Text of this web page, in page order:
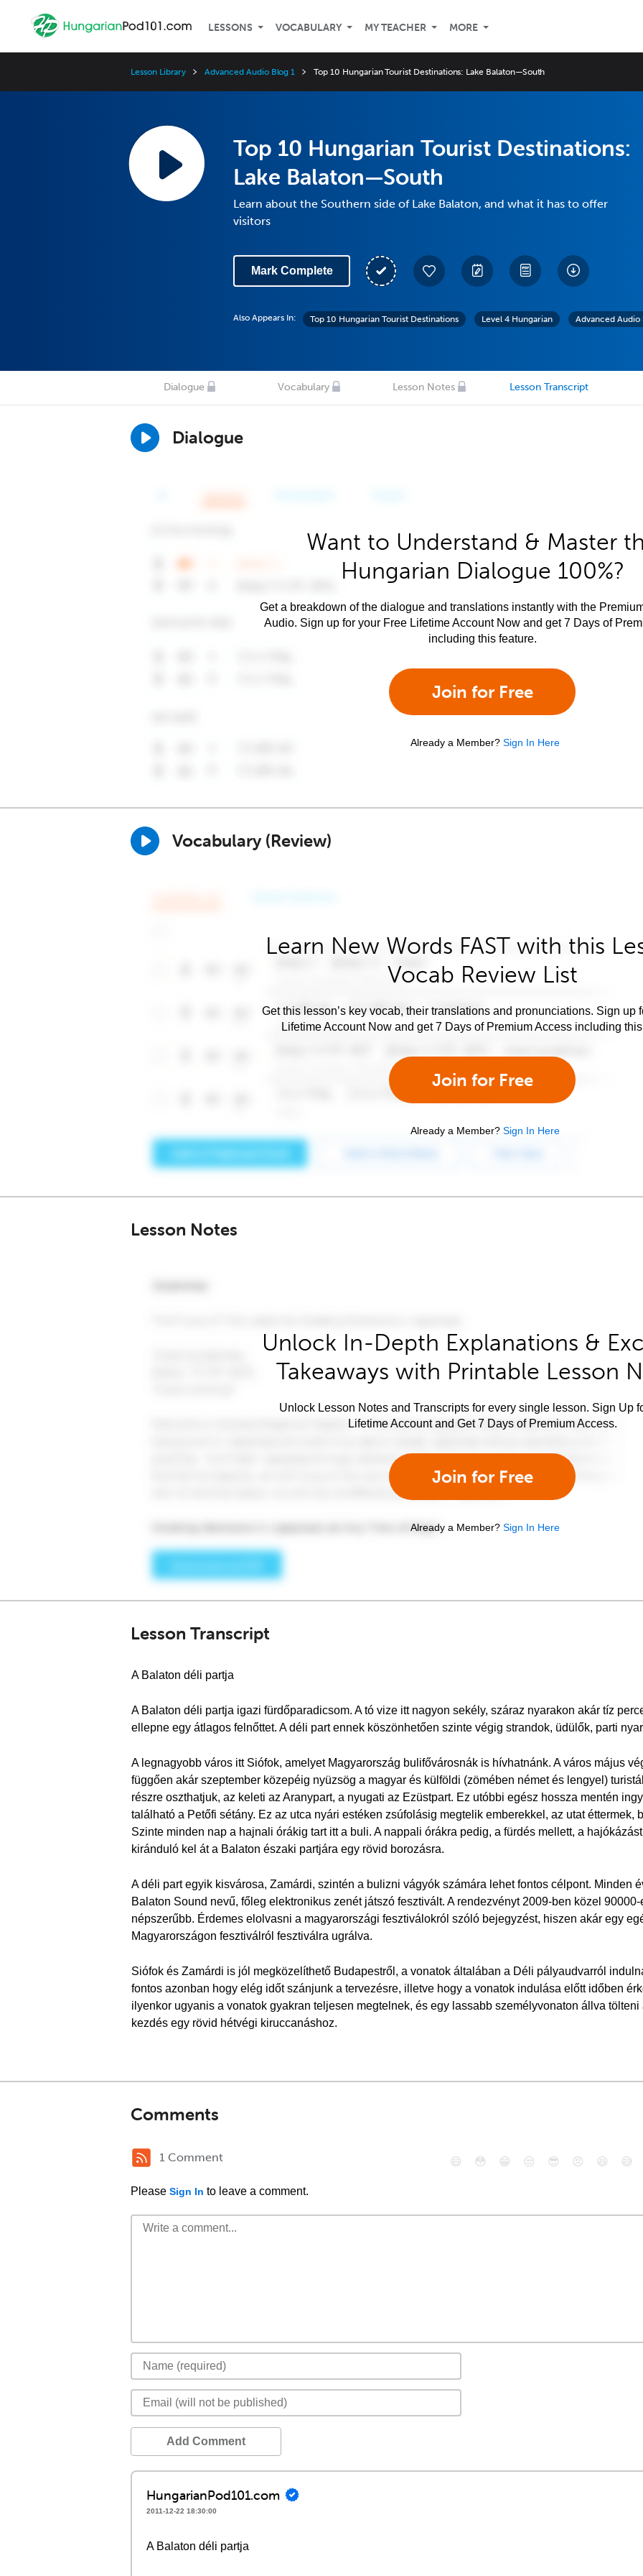
LESSONS VOCABULARY MY TEACHER MORE
Lesson Library Advanced Audio Blog 1 Top 10 Hungarian Tourist Destinations: Lake Balaton—South
Top 10 Hungarian Tourist Destinations:
Lake Balaton—South
Learn about the Southern side of Lake Balaton, and what it has to offer
visitors
Mark Complete
Also Appears In: Top 10 Hungarian Tourist Destinations Level 4 Hungarian Advanced Audio
Dialogue Vocabulary Lesson Notes Lesson Transcript
Dialogue
Want to Understand & Master
Hungarian Dialogue 100%?
Get a breakdown of the dialogue and translations instantly with the
Audio. Sign up for your Free Lifetime Account Now and get 7 Days of
including this feature.
Join for Free
Already a Member? Sign In Here
Vocabulary (Review)
Learn New Words FAST with this
Vocab Review List
Get this lesson’s key vocab, their translations and pronunciations. Sign up
Lifetime Account Now and get 7 Days of Premium Access including
Join for Free
Already a Member? Sign In Here
Lesson Notes
Unlock In-Depth Explanations &
Takeaways with Printable Lesson
Unlock Lesson Notes and Transcripts for every single lesson. Sign Up
Lifetime Account and Get 7 Days of Premium Access.
Join for Free
Already a Member? Sign In Here
Lesson Transcript
A Balaton déli partja
A Balaton déli partja igazi fürdőparadicsom. A tó vize itt nagyon sekély, száraz nyarakon akár tíz
ellepne egy átlagos felnőttet. A déli part ennek köszönhetően szinte végig strandok, üdülők, parti
A legnagyobb város itt Siófok, amelyet Magyarország bulifővárosnák is hívhatnánk. A város május
függően akár szeptember közepéig nyüzsög a magyar és külföldi (zömében német és lengyel)
részre oszthatjuk, az keleti az Aranypart, a nyugati az Ezüstpart. Ez utóbbi egész hossza mentén
található a Petőfi sétány. Ez az utca nyári estéken zsúfolásig megtelik emberekkel, az utat éttermek,
Szinte minden nap a hajnali órákig tart itt a buli. A nappali órákra pedig, a fürdés mellett, a
kiránduló kel át a Balaton északi partjára egy rövid borozásra.
A déli part egyik kisvárosa, Zamárdi, szintén a bulizni vágyók számára lehet fontos célpont. Minden
Balaton Sound nevű, főleg elektronikus zenét játszó fesztivált. A rendezvényt 2009-ben közel
népszerűbb. Érdemes elolvasni a magyarországi fesztiválokról szóló bejegyzést, hiszen akár egy
Magyarországon fesztiválról fesztiválra ugrálva.
Siófok és Zamárdi is jól megközelíthető Budapestről, a vonatok általában a Déli pályaudvarról
fontos azonban hogy elég időt szánjunk a tervezésre, illetve hogy a vonatok indulása előtt időben
ilyenkor ugyanis a vonatok gyakran teljesen megtelnek, és egy lassabb személyvonaton állva tölteni
kezdés egy rövid hétvégi kiruccanáshoz.
Comments
1 Comment
Please Sign In to leave a comment.
😄 😳 😁 😒 😎 😠 😆 😅
Add Comment
HungarianPod101.com
2011-12-22 18:30:00
A Balaton déli partja